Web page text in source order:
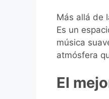
Más allá de
Es un
música
atmósfera
El